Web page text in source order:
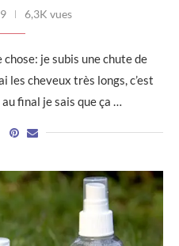
6,3K vues
chose: je subis une chute de
les cheveux très longs, c’est
final je sais que ça …